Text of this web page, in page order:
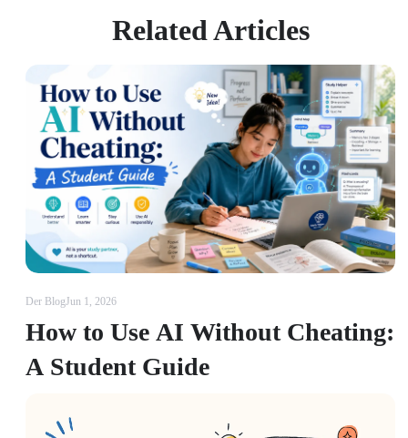
Related Articles
Der BlogJun 1, 2026
How to Use AI Without Cheating:
A Student Guide